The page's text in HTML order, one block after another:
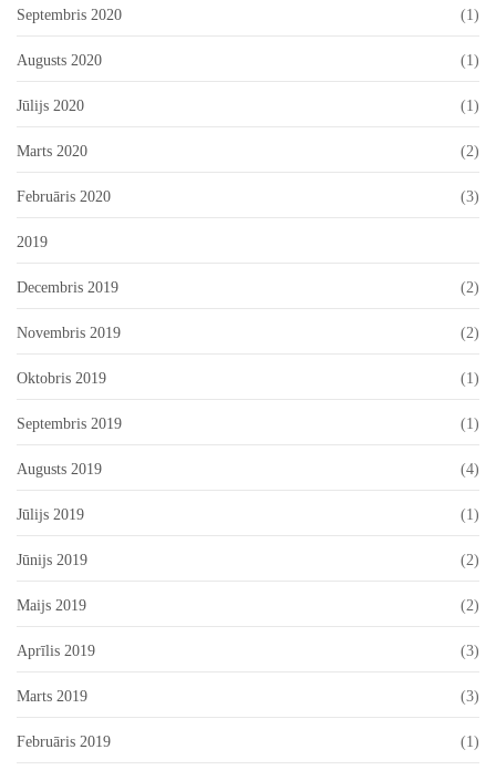
Septembris 2020 (1)
Augusts 2020 (1)
Jūlijs 2020 (1)
Marts 2020 (2)
Februāris 2020 (3)
2019
Decembris 2019 (2)
Novembris 2019 (2)
Oktobris 2019 (1)
Septembris 2019 (1)
Augusts 2019 (4)
Jūlijs 2019 (1)
Jūnijs 2019 (2)
Maijs 2019 (2)
Aprīlis 2019 (3)
Marts 2019 (3)
Februāris 2019 (1)